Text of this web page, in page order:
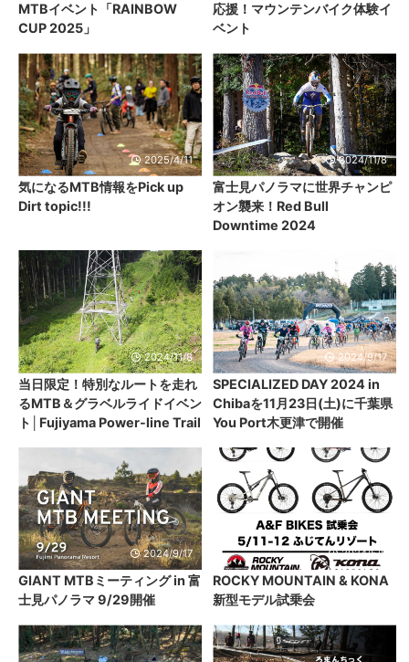
MTBイベント「RAINBOW
CUP 2025」
応援！マウンテンバイク体験イ
ベント
2025/4/11
気になるMTB情報をPick up
Dirt topic!!!
2024/11/8
富士見パノラマに世界チャンピ
オン襲来！Red Bull
Downtime 2024
2024/11/8
当日限定！特別なルートを走れ
るMTB＆グラベルライドイベン
ト│Fujiyama Power-line Trail
2024/9/17
SPECIALIZED DAY 2024 in
Chibaを11月23日(土)に千葉県
You Port木更津で開催
2024/9/17
GIANT MTBミーティング in 富
士見パノラマ 9/29開催
2024/5/8
ROCKY MOUNTAIN & KONA
新型モデル試乗会